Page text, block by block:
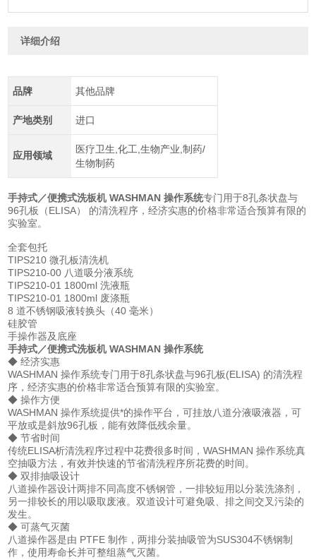
详细介绍
品牌 其他品牌
产地类别 进口
应用领域
医疗卫生,化工,生物产业,制药/
生物制药
手持式／便携式洗板机 WASHMAN 操作系统专门用于8孔条状盘与
96孔板（ELISA） 的清洗程序，经济实惠的价格非常适合预算有限的
实验室。
全套包托
TIPS210 微孔板清洗机
TIPS210-00 八道吸分液系统
TIPS210-01 1800ml 洗液瓶
TIPS210-01 1800ml 废涤瓶
8 道不锈钢吸液转换头（40 毫米）
硅胶管
手操作器及底座
手持式／便携式洗板机 WASHMAN 操作系统
◆ 经济实惠
WASHMAN 操作系统专门用于8孔条状盘与96孔板(ELISA) 的清洗程
序，经济实惠的价格非常适合预算有限的实验室。
◆ 操作方便
WASHMAN 操作系统提供*的操作平台，可挂放八道分液吸液器，可
平放或是斜放96孔板，能有效降低残余量。
◆ 节省时间
传统ELISA析清洗程序过程中花费很多时间，WASHMAN 操作系统真
空抽吸方法，有效并快速的节省清洗程序所花费的时间。
◆ 双排抽吸设计
八道操作器设计两排不同高度不锈钢管，一排较短用以分装洗涤剂，
另一排较长的用以吸取废液。双道设计可避免吸、排之间交叉污染的
发生。
◆ 可蒸气灭菌
八道操作器是由 PTFE 制作，两排分装抽吸管为SUS304不锈钢制
作，使用寿命长并可整组蒸气灭菌。